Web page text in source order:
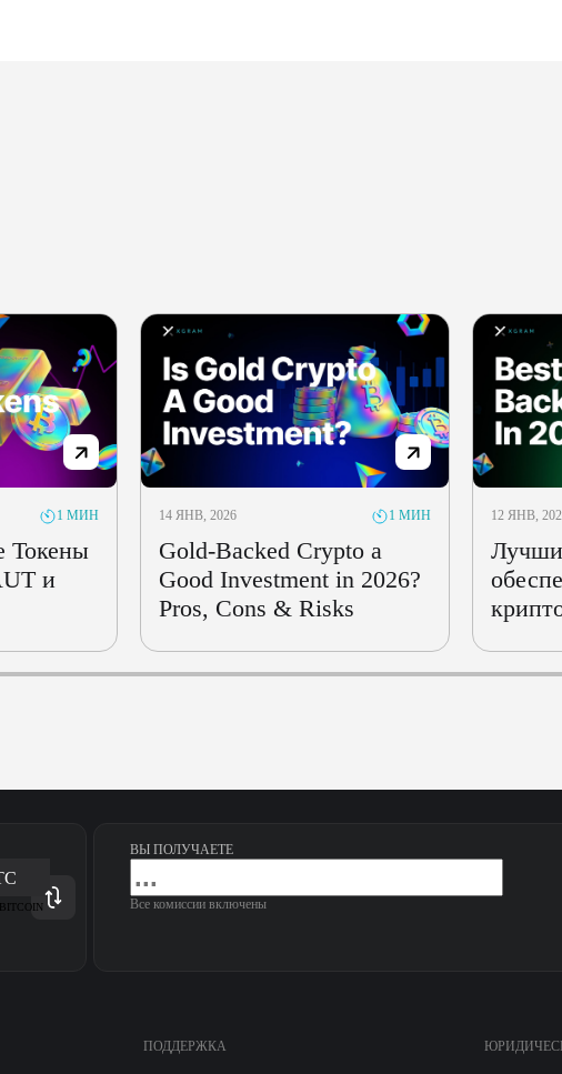
1 МИН
Токены
и
14 ЯНВ, 2026 1 МИН
Gold-Backed Crypto a
Good Investment in 2026?
Pros, Cons & Risks
12 ЯНВ,
BITCOIN
ВЫ ПОЛУЧАЕТЕ
Все комиссии включены
ПОДДЕРЖКА